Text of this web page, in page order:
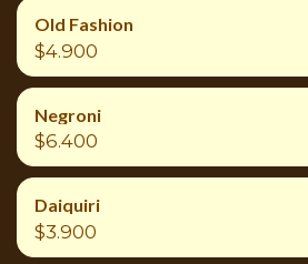
Old Fashion
$4.900
Negroni
$6.400
Daiquiri
$3.900